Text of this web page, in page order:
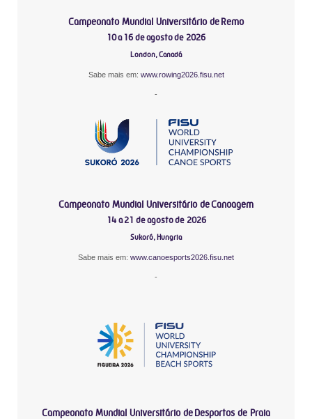
Campeonato Mundial Universitário de Remo
10 a 16 de agosto de 2026
London, Canadá
Sabe mais em: www.rowing2026.fisu.net
-
Campeonato Mundial Universitário de Canoagem
14 a 21 de agosto de 2026
Sukoró, Hungria
Sabe mais em: www.canoesports2026.fisu.net
-
Campeonato Mundial Universitário de Desportos de Praia